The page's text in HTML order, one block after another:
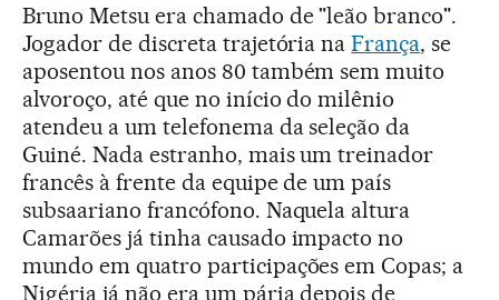
Bruno Metsu era chamado de "leão branco".
Jogador de discreta trajetória naFrança, se
aposentou nos anos 80 também sem muito
alvoroço, até que no início do milênio
atendeu a um telefonema da seleção da
Guiné. Nada estranho, mais um treinador
francês à frente da equipe de um país
subsaariano francófono. Naquela altura
Camarões já tinha causado impacto no
mundo em quatro participações em Copas; a
Nigéria já não era um pária depois de